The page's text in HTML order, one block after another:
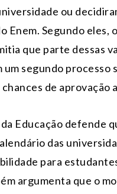
ou
Enem. Segundo eles,
que parte dessas
um segundo processo
de aprovação
Educação defende
das
para
argumenta que o